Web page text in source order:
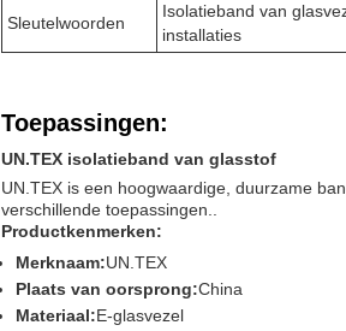
Sleutelwoorden
Isolatieband van
installaties
Toepassingen:
UN.TEX isolatieband van glasstof
UN.TEX is een hoogwaardige, duurzame
verschillende toepassingen..
Productkenmerken:
Merknaam:UN.TEX
Plaats van oorsprong:China
Materiaal:E-glasvezel